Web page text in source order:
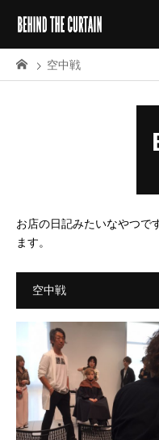
空中戦
お店の日記みたいなやつで
ます。
空中戦